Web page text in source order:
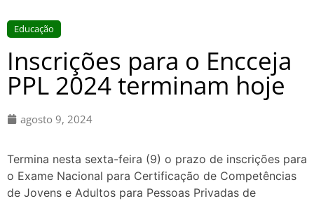
Educação
Inscrições para o Encceja
PPL 2024 terminam hoje
agosto 9, 2024
Termina nesta sexta-feira (9) o prazo de inscrições para
o Exame Nacional para Certificação de Competências
de Jovens e Adultos para Pessoas Privadas de